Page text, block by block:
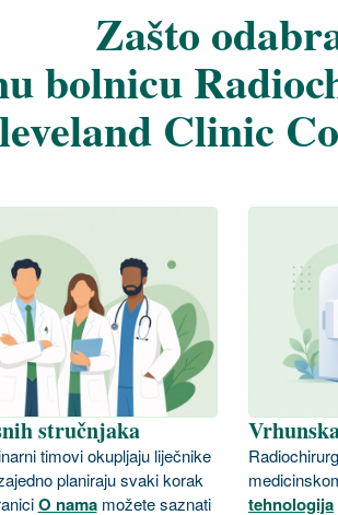
Zašto
bolnicu
Clinic
stručnjaka
timovi okupljaju liječnike
planiraju svaki korak
O namamožete saznati
tehnologija